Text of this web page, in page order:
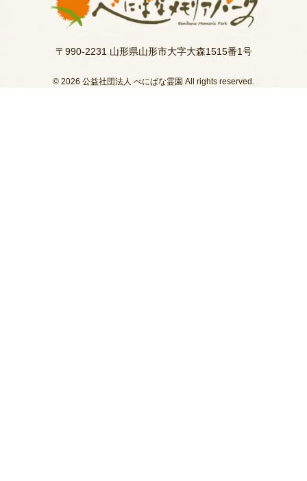
〒990-2231 山形県山形市大字大森1515番1号
© 2026 公益社団法人 べにばな霊園 All rights reserved.